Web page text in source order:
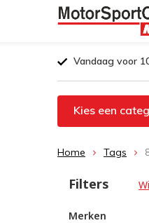
Vandaag voor
Kies een
Home Tags
Filters
Merken